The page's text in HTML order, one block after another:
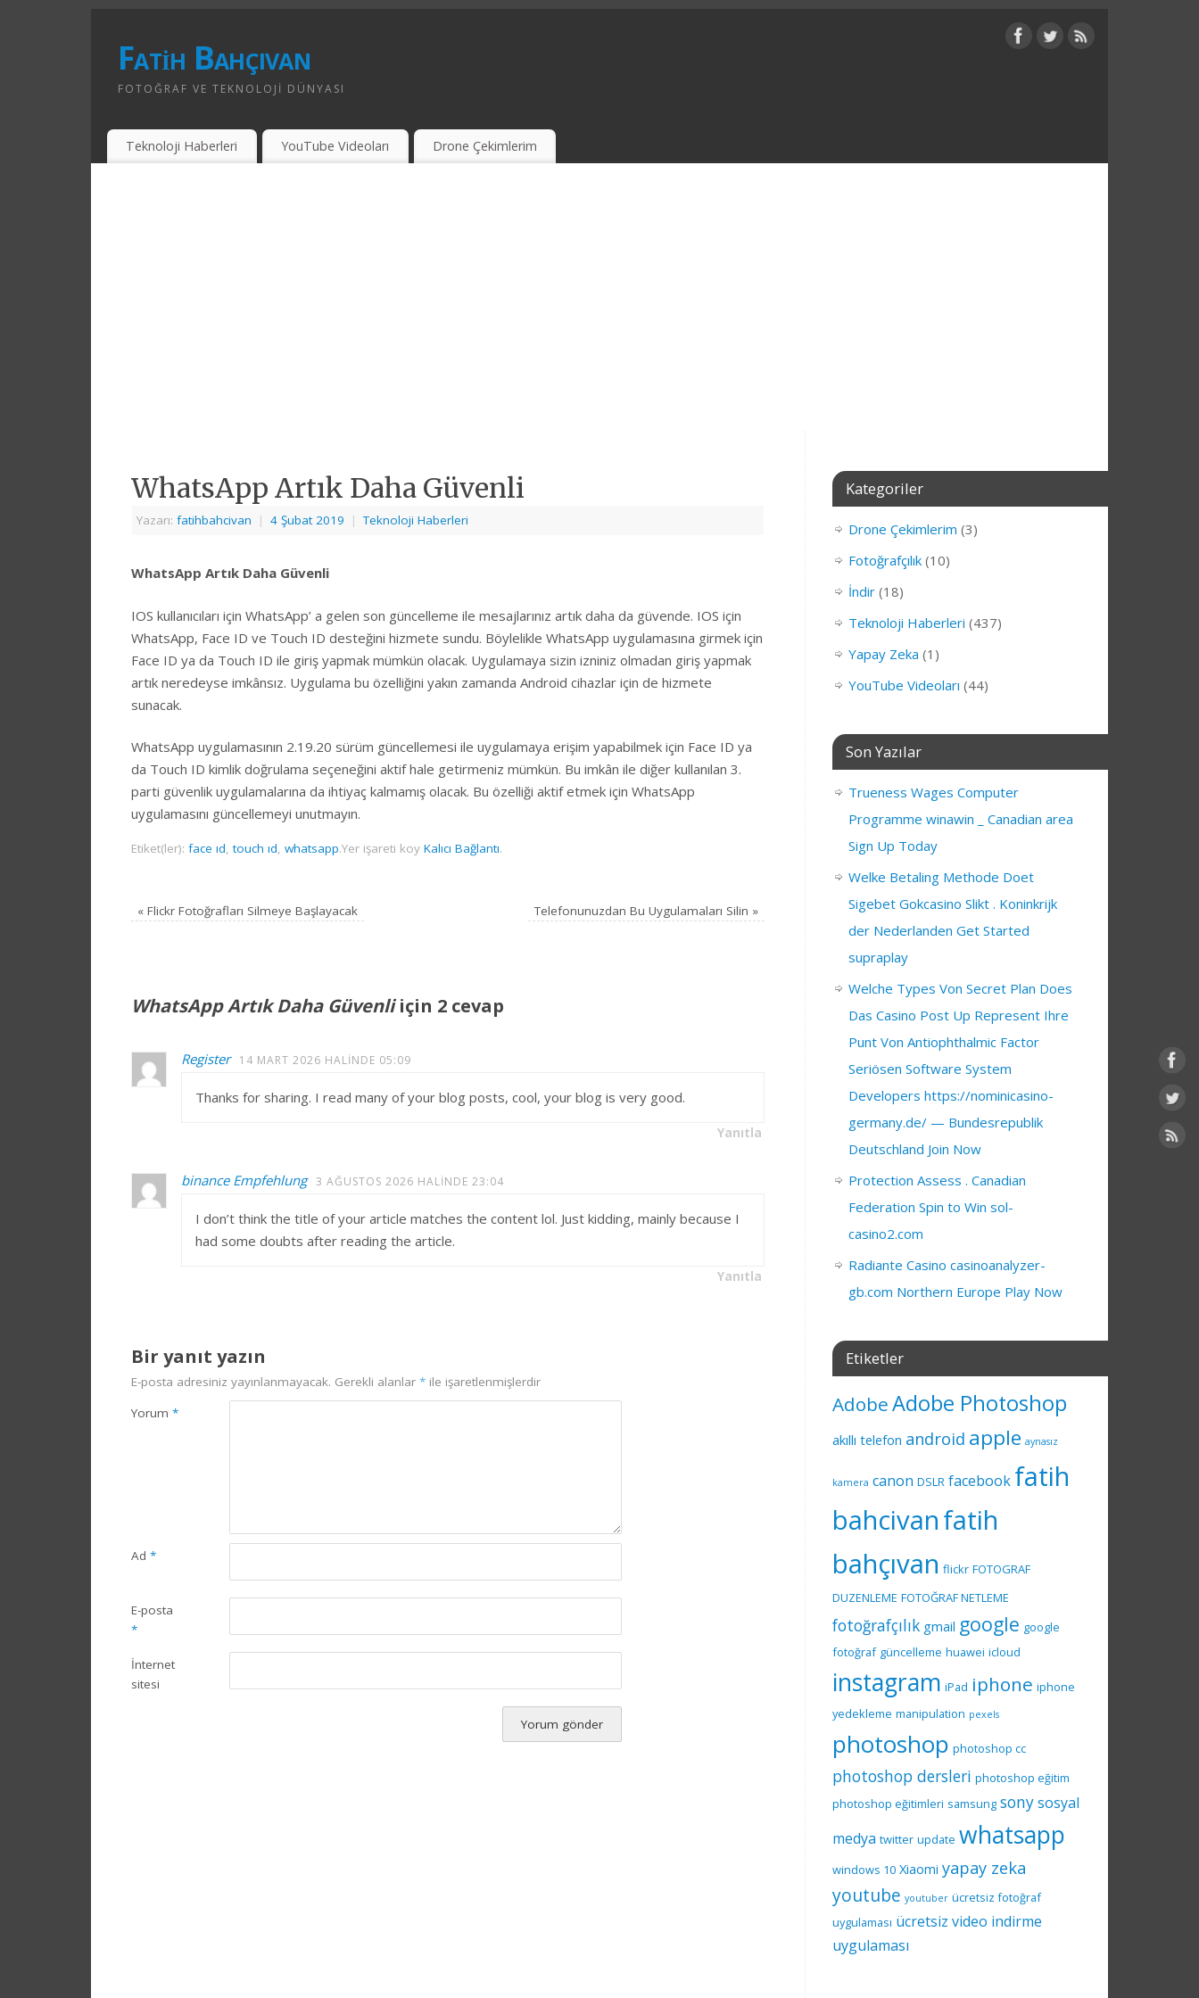
Fatih Bahçıvan
FOTOĞRAF VE TEKNOLOJI DÜNYASI
Teknoloji Haberleri YouTube Videoları Drone Çekimlerim
WhatsApp Artık Daha Güvenli
Yazarı: fatihbahcivan | 4 Şubat 2019 | Teknoloji Haberleri
WhatsApp Artık Daha Güvenli
IOS kullanıcıları için WhatsApp’ a gelen son güncelleme ile mesajlarınız artık daha da güvende. IOS için
WhatsApp, Face ID ve Touch ID desteğini hizmete sundu. Böylelikle WhatsApp uygulamasına girmek için
Face ID ya da Touch ID ile giriş yapmak mümkün olacak. Uygulamaya sizin izniniz olmadan giriş yapmak
artık neredeyse imkânsız. Uygulama bu özelliğini yakın zamanda Android cihazlar için de hizmete
sunacak.
WhatsApp uygulamasının 2.19.20 sürüm güncellemesi ile uygulamaya erişim yapabilmek için Face ID ya
da Touch ID kimlik doğrulama seçeneğini aktif hale getirmeniz mümkün. Bu imkân ile diğer kullanılan 3.
parti güvenlik uygulamalarına da ihtiyaç kalmamış olacak. Bu özelliği aktif etmek için WhatsApp
uygulamasını güncellemeyi unutmayın.
Etiket(ler): face ıd,touch ıd, whatsapp.Yer işareti koy Kalıcı Bağlantı.
« Flickr Fotoğrafları Silmeye Başlayacak Telefonunuzdan Bu Uygulamaları Silin »
WhatsApp Artık Daha Güvenliiçin 2 cevap
Register 14 MART 2026 HALINDE 05:09
Thanks for sharing. I read many of your blog posts, cool, your blog is very good.
Yanıtla
binance Empfehlung 3 AĞUSTOS 2026 HALINDE 23:04
I don’t think the title of your article matches the content lol. Just kidding, mainly because I
had some doubts after reading the article.
Yanıtla
Bir yanıt yazın
E-posta adresiniz yayınlanmayacak. Gerekli alanlar * ile işaretlenmişlerdir
Yorum *
Ad *
E-posta
*
İnternet
sitesi
Kategoriler
Drone Çekimlerim (3)
Fotoğrafçılık (10)
İndir (18)
Teknoloji Haberleri (437)
Yapay Zeka (1)
YouTube Videoları (44)
Son Yazılar
Trueness Wages Computer
Programme winawin _ Canadian area
Sign Up Today
Welke Betaling Methode Doet
Sigebet Gokcasino Slikt . Koninkrijk
der Nederlanden Get Started
supraplay
Welche Types Von Secret Plan Does
Das Casino Post Up Represent Ihre
Punt Von Antiophthalmic Factor
Seriösen Software System
Developers https://nominicasino-
germany.de/ — Bundesrepublik
Deutschland Join Now
Protection Assess . Canadian
Federation Spin to Win sol-
casino2.com
Radiante Casino casinoanalyzer-
gb.com Northern Europe Play Now
Etiketler
AdobeAdobe Photoshop
akıllı telefon android apple aynasız
kamera canon DSLR facebook fatih
bahcivanfatih
bahçıvan flickr FOTOGRAF
DUZENLEME FOTOĞRAF NETLEME
fotoğrafçılık gmail google google
fotoğraf güncelleme huawei icloud
instagram iPad iphone iphone
yedekleme manipulation pexels
photoshop photoshop cc
photoshop dersleri photoshop eğitim
photoshop eğitimleri samsung sonysosyal
medya twitter update whatsapp
windows 10 Xiaomi yapay zeka
youtube youtuber ücretsiz fotoğraf
uygulaması ücretsiz video indirme
uygulaması